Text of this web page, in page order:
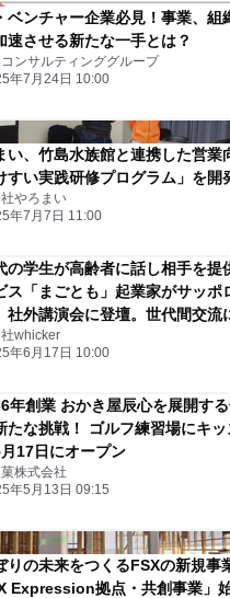
ベンチャー企業必見！事業、組
速させる新たな一手とは？
ンサルティンググループ
年7月24日 10:00
い、竹島水族館と連携した営業
すい実践研修プログラム」を開
やろまい
年7月7日 11:00
の学生が高齢者に話し相手を提
ス「まごとも」起業家がサッポ
社外講演会に登壇。世代間交流
新たな仕事を創出！
whicker
年6月17日 10:00
年創業 おかき屋辰心を展開す
たな挑戦！ ゴルフ練習場にキ
17日にオープン
株式会社
年5月13日 09:15
りの未来をつくるFSXの新規事
Expression拠点・共創事業」